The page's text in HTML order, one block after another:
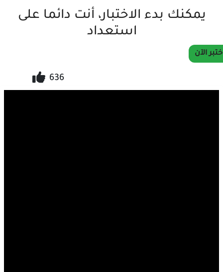
يمكنك بدء الاختبار، أنت دائما على
استعداد
الآن
636